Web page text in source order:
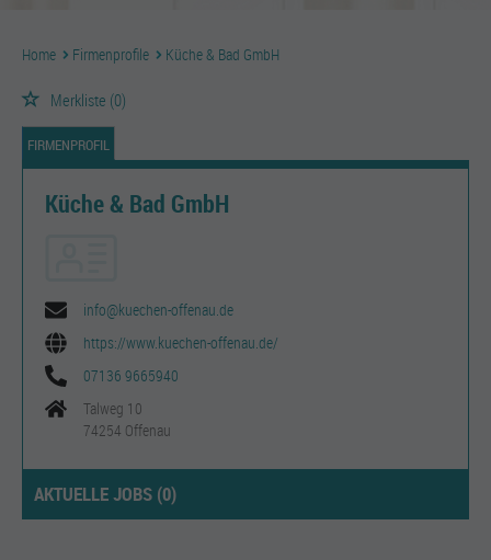
Home Firmenprofile Küche & Bad GmbH
Merkliste (0)
FIRMENPROFIL
Küche & Bad GmbH
info@kuechen-offenau.de
https://www.kuechen-offenau.de/
07136 9665940
Talweg 10
74254 Offenau
AKTUELLE JOBS (0)